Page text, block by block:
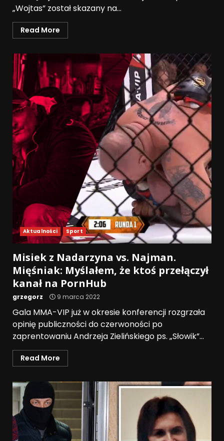
„Wojtas” został skazany na...
Read More
Aktualności Sport
Misiek z Nadarzyna vs. Najman.
Mięśniak: Myślałem, że ktoś przełączył
kanał na PornHub
grzegorz 9 marca 2022
Gala MMA-VIP już w okresie konferencji rozgrzała
opinię publiczności do czerwoności po
zaprentowaniu Andrzeja Zielińskiego ps. „Słowik”...
Read More